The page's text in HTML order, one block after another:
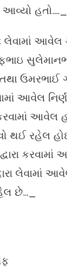
આવ્યો હતો…._
લેવામાં આવેલ
ઉમરભાઈ
આવેલ
આવેલ
થઈ રહેલ
લેવામાં
છે…_